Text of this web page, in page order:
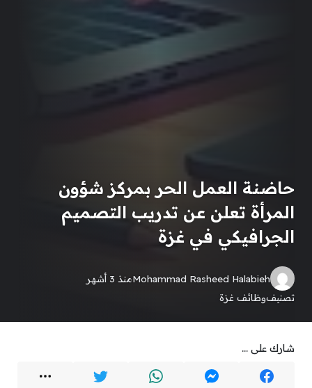
حاضنة العمل الحر بمركز شؤون
المرأة تعلن عن تدريب التصميم
الجرافيكي في غزة
Mohammad Rasheed Halabiehمنذ 3 أشهر
تصنيفوظائف غزة
شارك على ...